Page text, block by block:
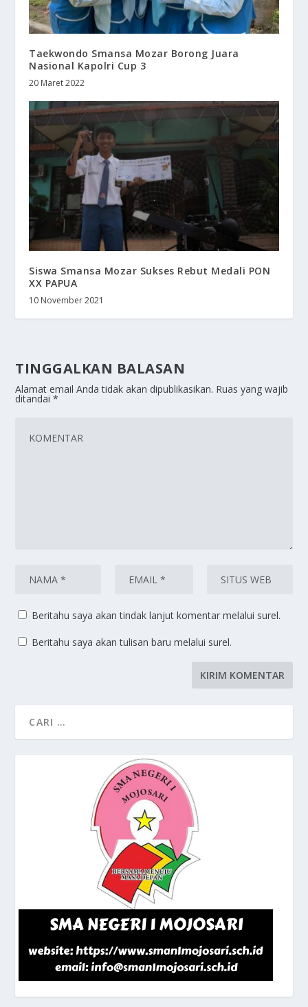
Taekwondo Smansa Mozar Borong Juara
Nasional Kapolri Cup 3
20 Maret 2022
Siswa Smansa Mozar Sukses Rebut Medali PON
XX PAPUA
10 November 2021
TINGGALKAN BALASAN
Alamat email Anda tidak akan dipublikasikan. Ruas yang wajib
ditandai*
Beritahu saya akan tindak lanjut komentar melalui surel.
Beritahu saya akan tulisan baru melalui surel.